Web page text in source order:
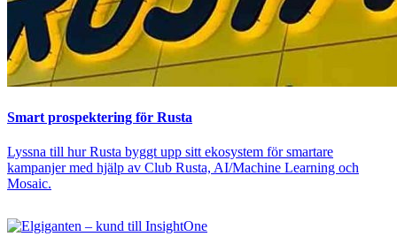
Smart prospektering för Rusta
Lyssna till hur Rusta byggt upp sitt ekosystem för smartare
kampanjer med hjälp av Club Rusta, AI/Machine Learning och
Mosaic.